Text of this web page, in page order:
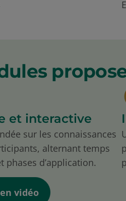
et interactive
sur les connaissances
alternant temps
phases d’application.
vidéo